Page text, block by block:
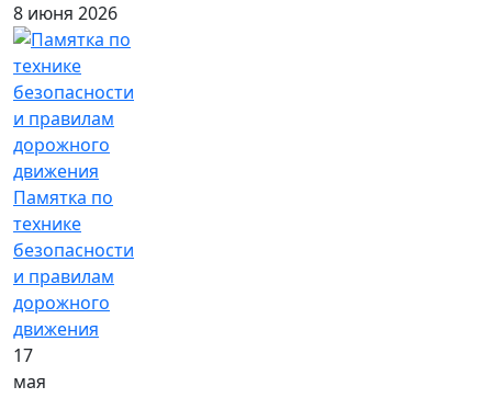
8 июня 2026
Памятка по
технике
безопасности
и правилам
дорожного
движения
17
мая